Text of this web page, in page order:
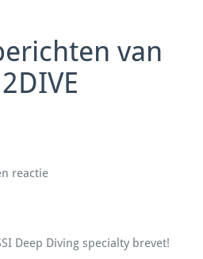
van
reactie
Deep Diving specialty brevet!